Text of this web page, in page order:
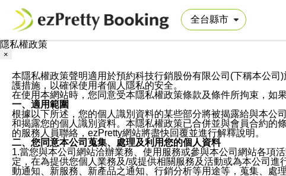
隱私權政策
×
本隱私權政策聲明適用於預約科技行銷股份有限公司(下稱本公
護措施，以確保使用者個人隱私的安全。
在使用本網站時，您同意受本隱私權政策條款及條件所拘束，如
一、適用範圍
根據以下所述，您的個人識別資料的某些部分將被揭露給與本公
和揭露您的個人識別資料。本隱私權政策已合併並與會員合約的
的服務人員聯絡，ezPretty網站將盡快回覆並進行解釋說明。
二、您同意本公司蒐集、處理及利用您的個人資料
1.當您與本公司網站洽辦業務、使用服務或參與本公司網站各項
定，在為提供您個人業務及/或提供相關服務及活動或為本公司
動通知、新服務、新產品之通知、行銷分析等用途等，蒐集、處